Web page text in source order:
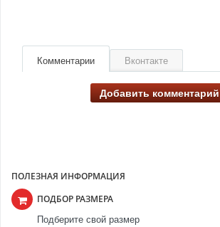
Комментарии Вконтакте
Добавить комментарий
ПОЛЕЗНАЯ ИНФОРМАЦИЯ
ПОДБОР РАЗМЕРА
Подберите свой размер